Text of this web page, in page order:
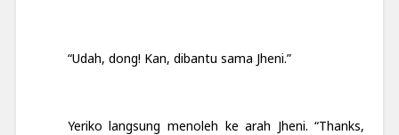
“Udah, dong! Kan, dibantu sama Jheni.”
Yeriko langsung menoleh ke arah Jheni. “Thanks,